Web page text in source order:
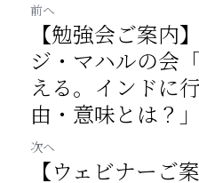
前へ
【勉強会ご案内
ジ・マハルの会
える。インドに
由・意味とは？」
次へ
【ウェビナーご